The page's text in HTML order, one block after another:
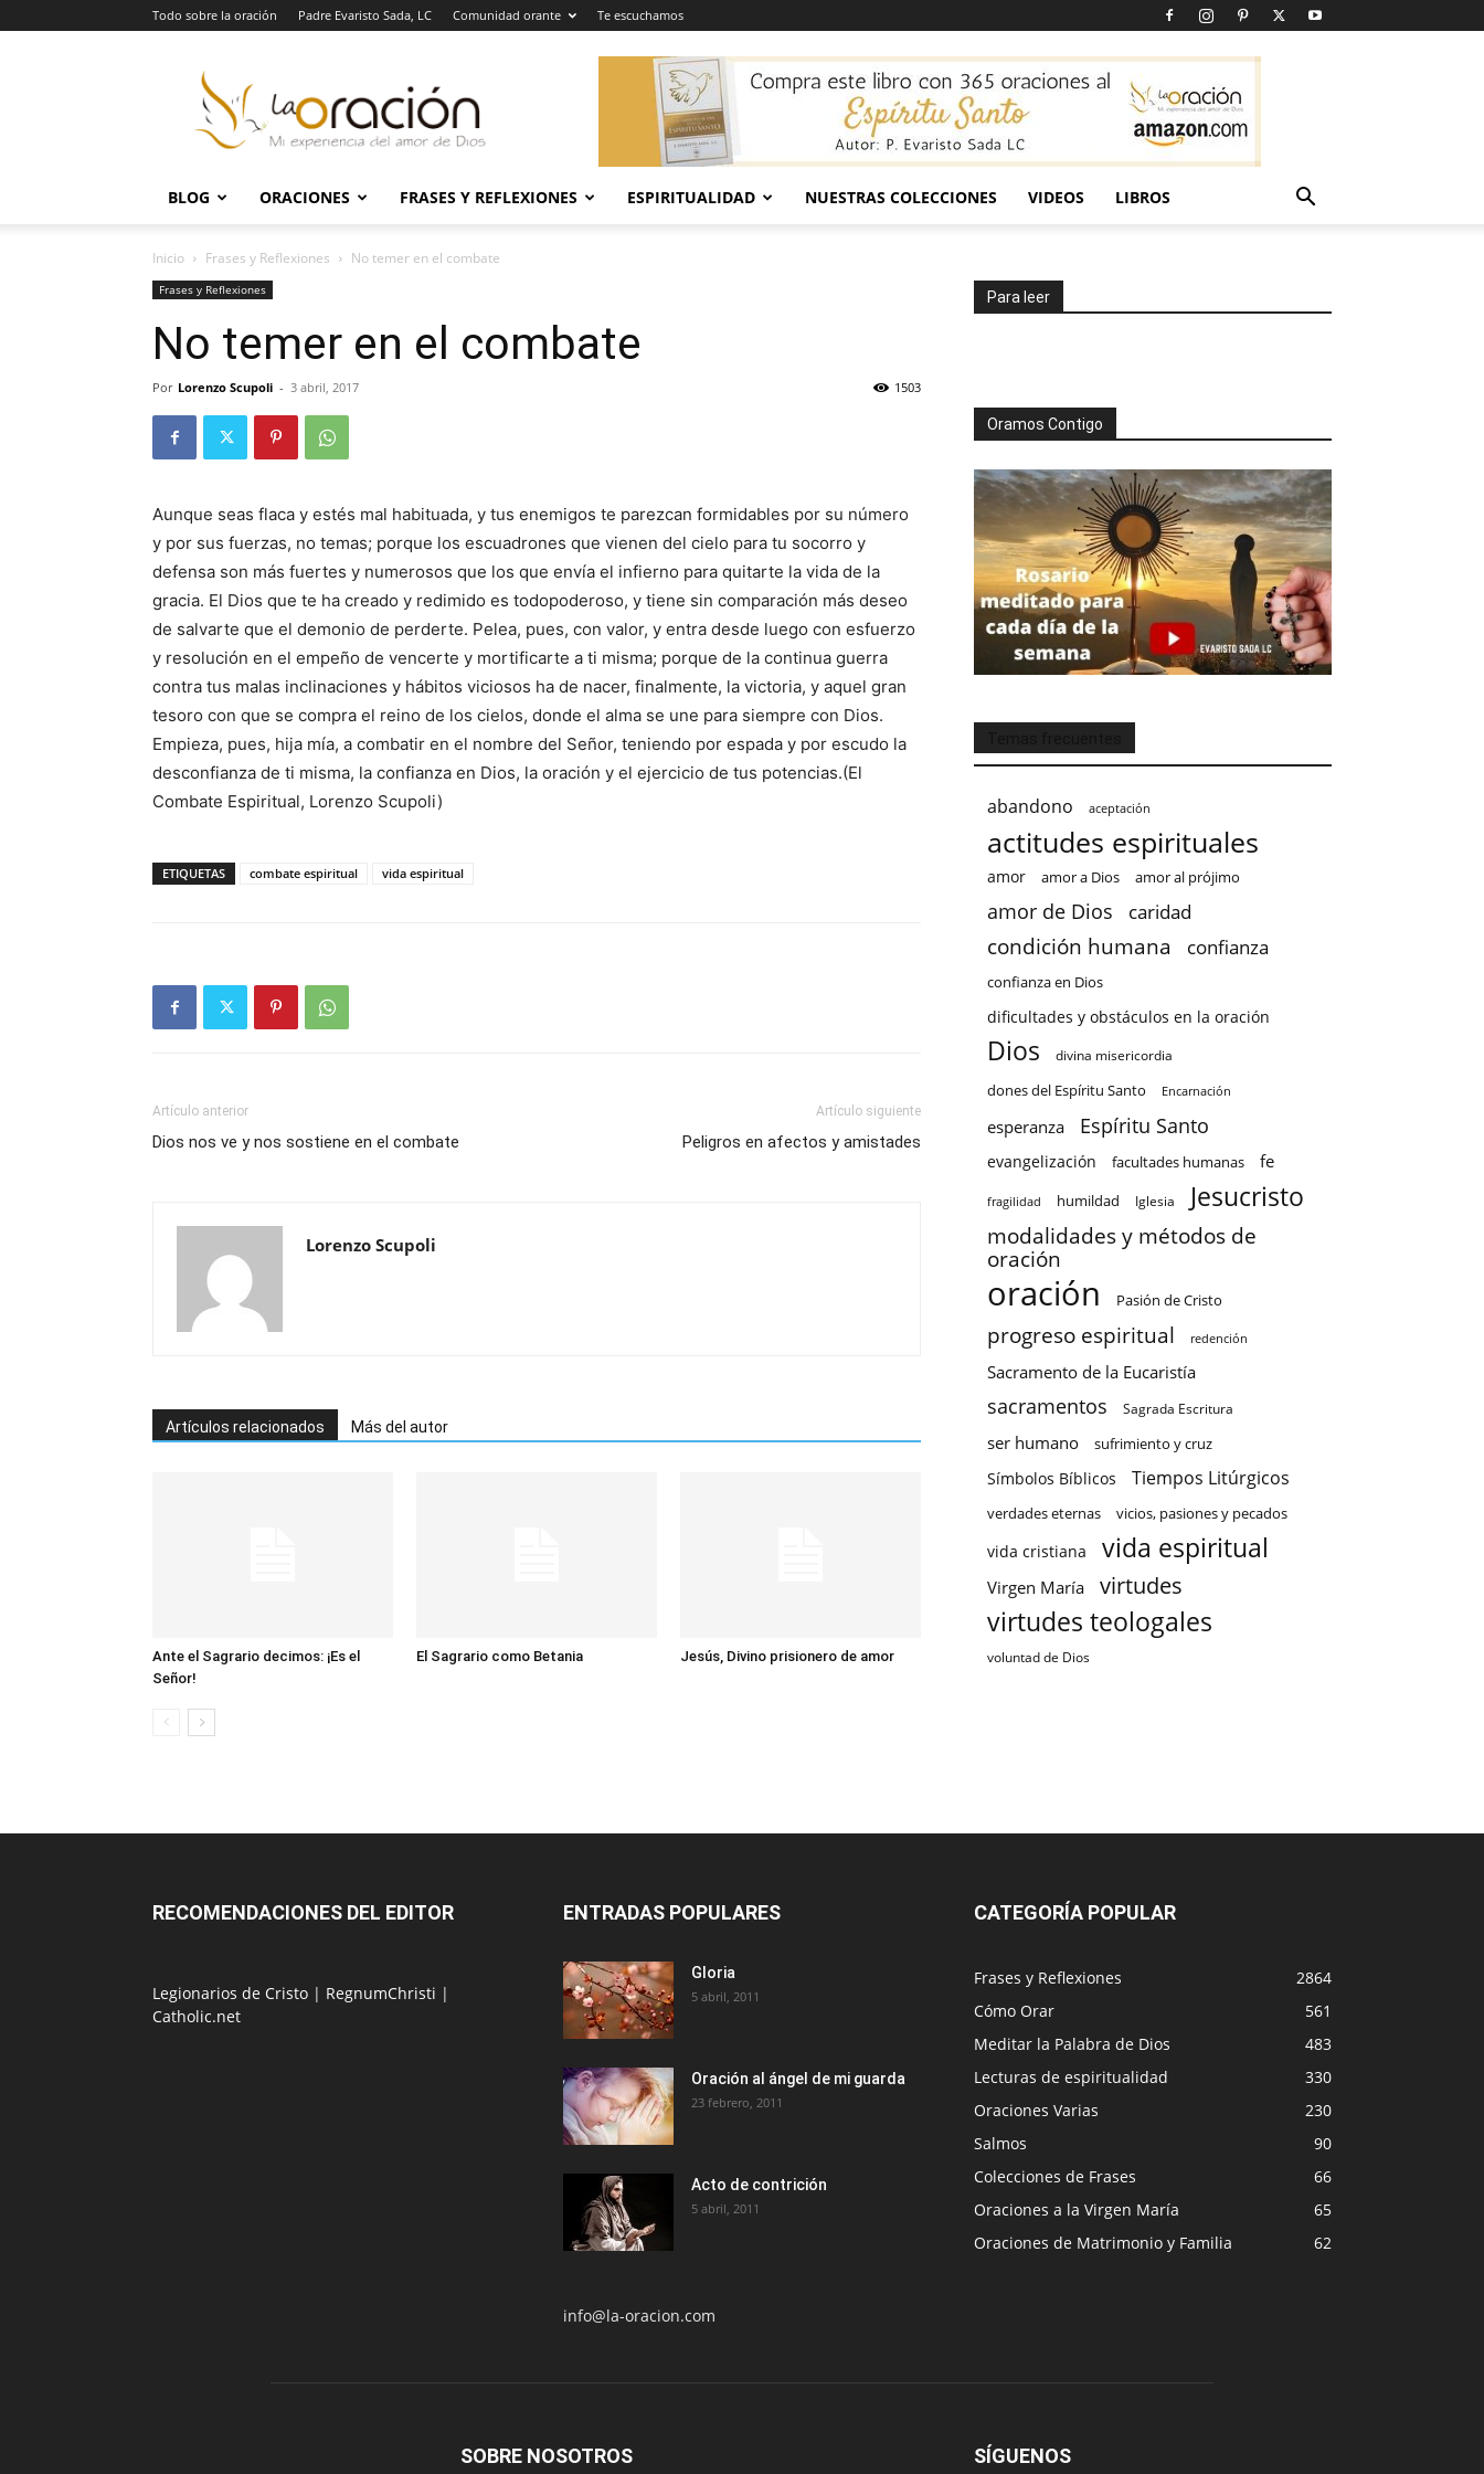
Todo sobre la oración Padre Evaristo Sada, LC Comunidad orante Te escuchamos
Oración
BLOG ORACIONES FRASES Y REFLEXIONES ESPIRITUALIDAD NUESTRAS COLECCIONES VIDEOS LIBROS
Inicio Frases y Reflexiones No temer en el combate
Frases y Reflexiones
No temer en el combate
Por Lorenzo Scupoli - 3 abril, 2017 1503
Aunque seas flaca y estés mal habituada, y tus enemigos te parezcan formidables por su número
y por sus fuerzas, no temas; porque los escuadrones que vienen del cielo para tu socorro y
defensa son más fuertes y numerosos que los que envía el infierno para quitarte la vida de la
gracia. El Dios que te ha creado y redimido es todopoderoso, y tiene sin comparación más deseo
de salvarte que el demonio de perderte. Pelea, pues, con valor, y entra desde luego con esfuerzo
y resolución en el empeño de vencerte y mortificarte a ti misma; porque de la continua guerra
contra tus malas inclinaciones y hábitos viciosos ha de nacer, finalmente, la victoria, y aquel gran
tesoro con que se compra el reino de los cielos, donde el alma se une para siempre con Dios.
Empieza, pues, hija mía, a combatir en el nombre del Señor, teniendo por espada y por escudo la
desconfianza de ti misma, la confianza en Dios, la oración y el ejercicio de tus potencias.(El
Combate Espiritual, Lorenzo Scupoli)
ETIQUETAS combate espiritual vida espiritual
Artículo anterior
Dios nos ve y nos sostiene en el combate
Artículo siguiente
Peligros en afectos y amistades
Lorenzo Scupoli
Artículos relacionados Más del autor
Ante el Sagrario decimos: ¡Es el
Señor!
El Sagrario como Betania Jesús, Divino prisionero de amor
Para leer
Oramos Contigo
abandono aceptación
actitudes espirituales
amor amor a Dios amor al prójimo
amor de Dios caridad
condición humana confianza
confianza en Dios
dificultades y obstáculos en la oración
Dios divina misericordia
dones del Espíritu Santo Encarnación
esperanza Espíritu Santo
evangelización facultades humanas fe
fragilidad humildad Iglesia Jesucristo
modalidades y métodos de
oración
oración Pasión de Cristo
progreso espiritual redención
Sacramento de la Eucaristía
sacramentos Sagrada Escritura
ser humano sufrimiento y cruz
Símbolos Bíblicos Tiempos Litúrgicos
verdades eternas vicios, pasiones y pecados
vida cristiana vida espiritual
Virgen María virtudes
virtudes teologales
voluntad de Dios
RECOMENDACIONES DEL EDITOR
Legionarios de Cristo | RegnumChristi |
Catholic.net
ENTRADAS POPULARES
Gloria
5 abril, 2011
Oración al ángel de mi guarda
23 febrero, 2011
Acto de contrición
5 abril, 2011
info@la-oracion.com
CATEGORÍA POPULAR
Frases y Reflexiones
2864
Cómo Orar
561
Meditar la Palabra de Dios
483
Lecturas de espiritualidad
330
Oraciones Varias
230
Salmos
90
Colecciones de Frases
66
Oraciones a la Virgen María
65
Oraciones de Matrimonio y Familia
62
SOBRE NOSOTROS SÍGUENOS